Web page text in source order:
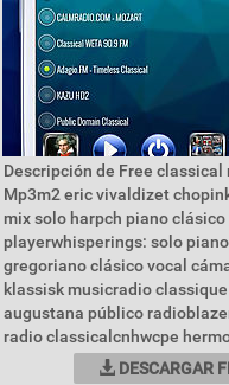
Descripción de Free
Mp3m2 eric vivaldizet
mix solo harpch piano
playerwhisperings: solo
gregoriano clásico vocal
klassisk musicradio
augustana público
radio classicalcnhwcpe
DESCARGAR